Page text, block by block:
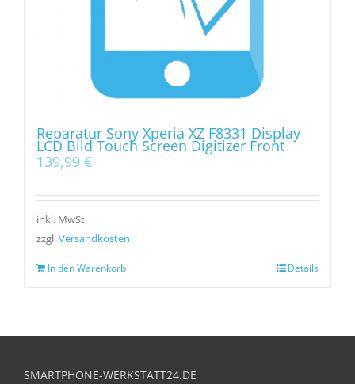
Reparatur Sony Xperia XZ F8331 Display
LCD Bild Touch Screen Digitizer Front
139,99 €
inkl. MwSt.
zzgl.Versandkosten
In den Warenkorb Details
SMARTPHONE-WERKSTATT24.DE